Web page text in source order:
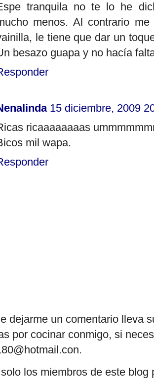
tranquila no te lo he
menos. Al contrario
le tiene que dar un
besazo guapa y no hacía
15 diciembre, 2009
ricaaaaaaaas
mil wapa.
dejarme un comentario lleva
por cocinar conmigo, si
los miembros de este